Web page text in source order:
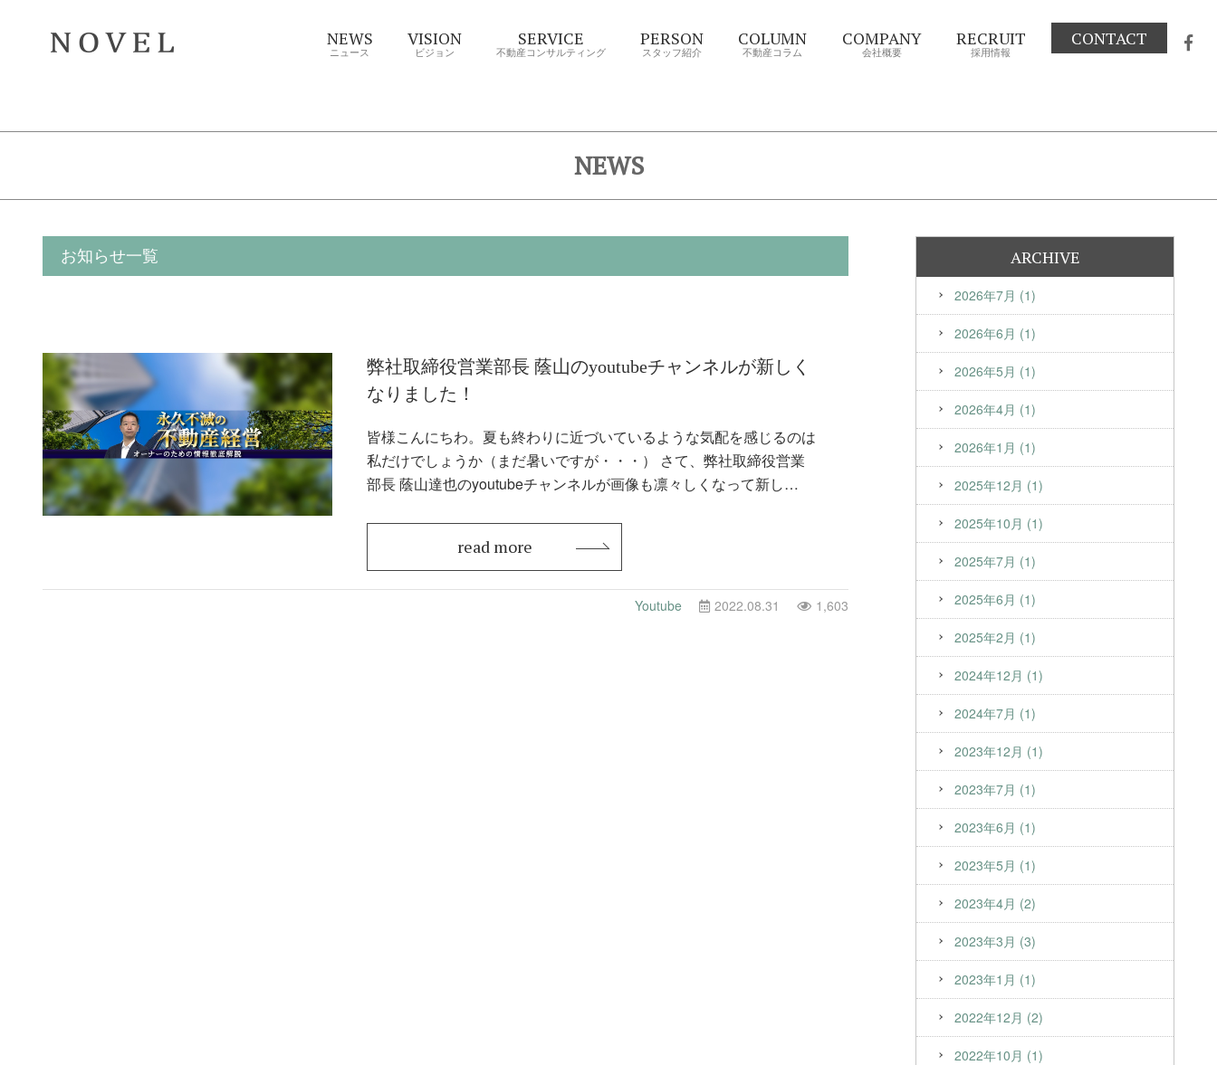
NEWS
ニュース
VISION
ビジョン
SERVICE
不動産コンサルティング
PERSON
スタッフ紹介
COLUMN
不動産コラム
COMPANY
会社概要
RECRUIT
採用情報
CONTACT
NEWS
お知らせ一覧
弊社取締役営業部長 蔭山のyoutubeチャンネルが新しく
なりました！
皆様こんにちわ。夏も終わりに近づいているような気配を感じるのは
私だけでしょうか（まだ暑いですが・・・） さて、弊社取締役営業
部長 蔭山達也のyoutubeチャンネルが画像も凛々しくなって新し…
read more
Youtube 2022.08.31 1,603
ARCHIVE
2026年7月 (1)
2026年6月 (1)
2026年5月 (1)
2026年4月 (1)
2026年1月 (1)
2025年12月 (1)
2025年10月 (1)
2025年7月 (1)
2025年6月 (1)
2025年2月 (1)
2024年12月 (1)
2024年7月 (1)
2023年12月 (1)
2023年7月 (1)
2023年6月 (1)
2023年5月 (1)
2023年4月 (2)
2023年3月 (3)
2023年1月 (1)
2022年12月 (2)
2022年10月 (1)